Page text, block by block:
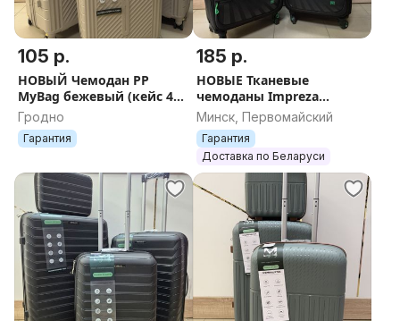
105 р.
НОВЫЙ Чемодан PP
MyBag бежевый (кейс 46
руб, S 105 руб, М 155 руб,
L 155 руб) + БЕСПЛАТНАЯ
ОТПРАВКА
Гродно
Гарантия
185 р.
НОВЫЕ Тканевые
чемоданы Impreza
(размер M, L) с
расширением +
БЕСПЛАТНАЯ ОТПРАВКА
Минск, Первомайский
Гарантия
Доставка по Беларуси